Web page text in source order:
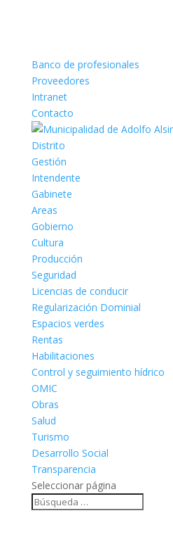
Banco de profesionales
Proveedores
Intranet
Contacto
Distrito
Gestión
Intendente
Gabinete
Areas
Gobierno
Cultura
Producción
Seguridad
Licencias de conducir
Regularización Dominial
Espacios verdes
Rentas
Habilitaciones
Control y seguimiento hídrico
OMIC
Obras
Salud
Turismo
Desarrollo Social
Transparencia
Seleccionar página